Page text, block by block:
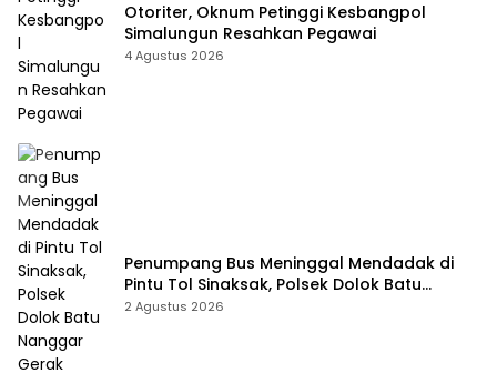
Otoriter, Oknum Petinggi Kesbangpol
Simalungun Resahkan Pegawai
4 Agustus 2026
Penumpang Bus Meninggal Mendadak di
Pintu Tol Sinaksak, Polsek Dolok Batu
Nanggar Gerak Cepat Olah TKP
2 Agustus 2026